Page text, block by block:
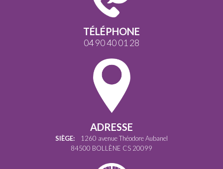
TÉLÉPHONE
04 90 40 01 28
ADRESSE
SIÈGE: 1260 avenue Théodore Aubanel
84500 BOLLÈNE CS 20099